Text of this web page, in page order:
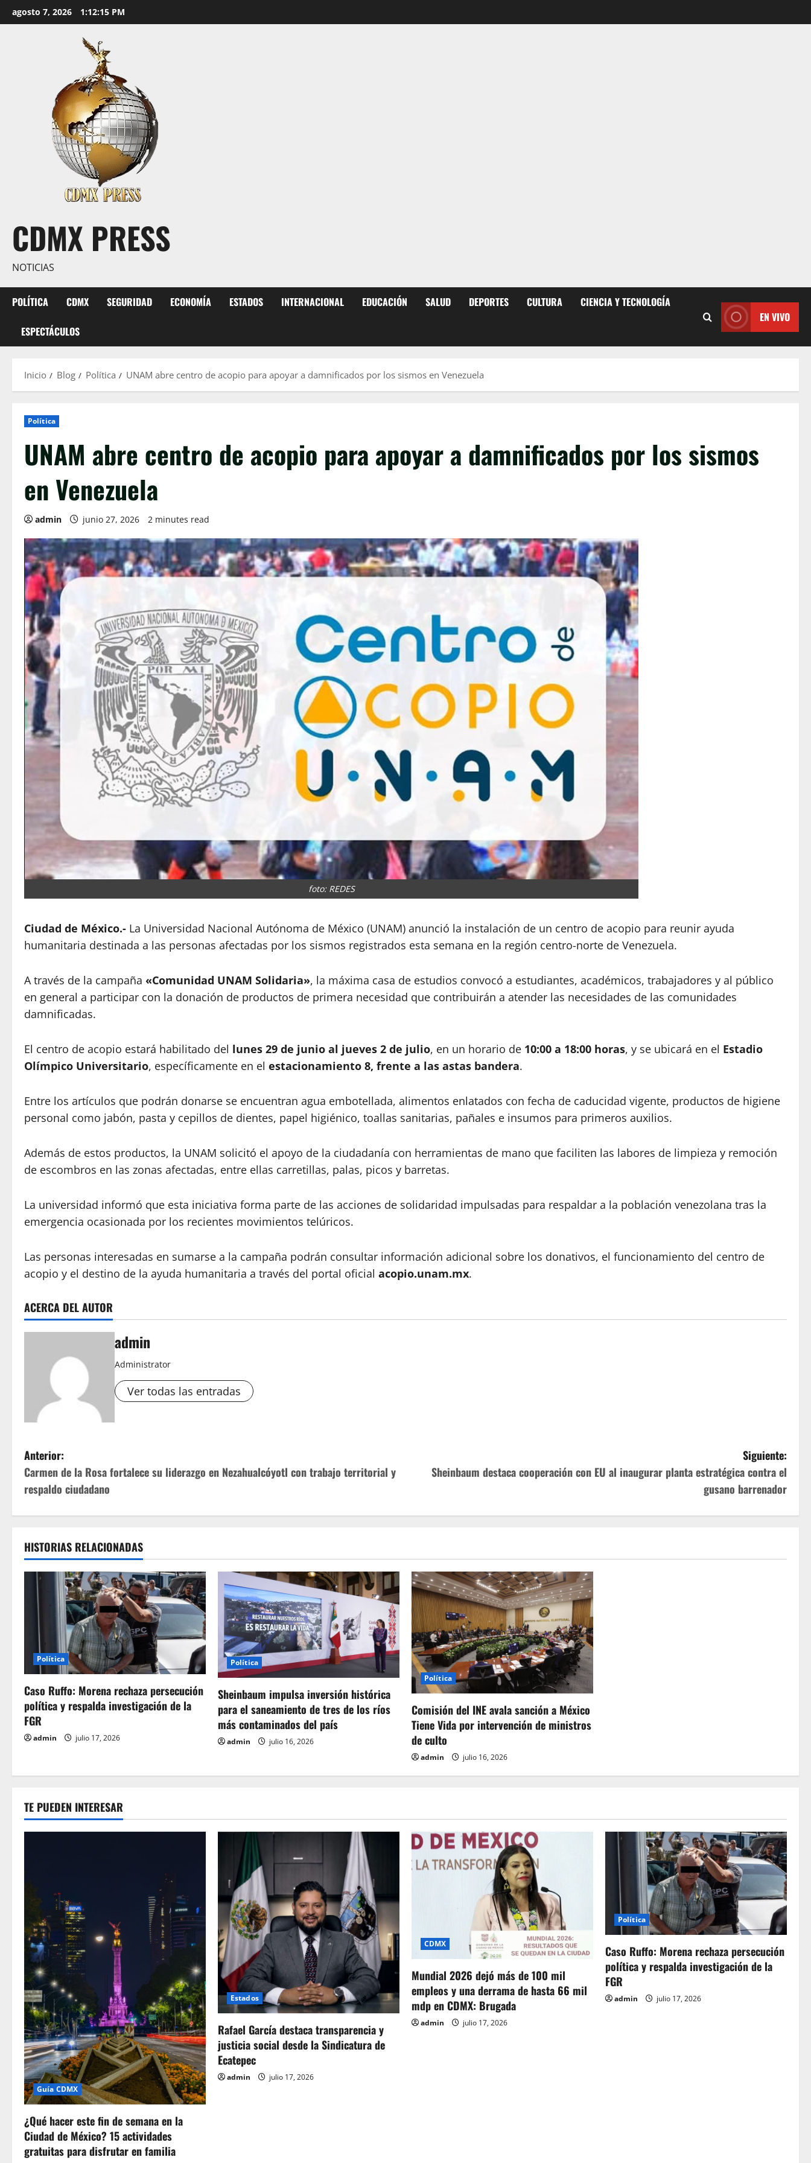
al
agosto 7, 2026 1:12:16 PM
CDMX PRESS
NOTICIAS
POLÍTICA CDMX SEGURIDAD ECONOMÍA ESTADOS INTERNACIONAL EDUCACIÓN SALUD DEPORTES CULTURA CIENCIA Y TECNOLOGÍA
ESPECTÁCULOS
EN VIVO
Inicio Blog Política UNAM abre centro de acopio para apoyar a damnificados por los sismos en Venezuela
Política
UNAM abre centro de acopio para apoyar a damnificados por los sismos
en Venezuela
admin junio 27, 2026 2 minutes read
foto: REDES
Ciudad de México.- La Universidad Nacional Autónoma de México (UNAM) anunció la instalación de un centro de acopio para reunir ayuda
humanitaria destinada a las personas afectadas por los sismos registrados esta semana en la región centro-norte de Venezuela.
A través de la campaña «Comunidad UNAM Solidaria», la máxima casa de estudios convocó a estudiantes, académicos, trabajadores y al público
en general a participar con la donación de productos de primera necesidad que contribuirán a atender las necesidades de las comunidades
damnificadas.
El centro de acopio estará habilitado del lunes 29 de junio al jueves 2 de julio, en un horario de 10:00 a 18:00 horas, y se ubicará en el Estadio
Olímpico Universitario, específicamente en el estacionamiento 8, frente a las astas bandera.
Entre los artículos que podrán donarse se encuentran agua embotellada, alimentos enlatados con fecha de caducidad vigente, productos de higiene
personal como jabón, pasta y cepillos de dientes, papel higiénico, toallas sanitarias, pañales e insumos para primeros auxilios.
Además de estos productos, la UNAM solicitó el apoyo de la ciudadanía con herramientas de mano que faciliten las labores de limpieza y remoción
de escombros en las zonas afectadas, entre ellas carretillas, palas, picos y barretas.
La universidad informó que esta iniciativa forma parte de las acciones de solidaridad impulsadas para respaldar a la población venezolana tras la
emergencia ocasionada por los recientes movimientos telúricos.
Las personas interesadas en sumarse a la campaña podrán consultar información adicional sobre los donativos, el funcionamiento del centro de
acopio y el destino de la ayuda humanitaria a través del portal oficial acopio.unam.mx.
ACERCA DEL AUTOR
admin
Administrator
Ver todas las entradas
N
a
v
g
n
d
e
t
r
d
s
Anterior:
Carmen de la Rosa fortalece su liderazgo en Nezahualcóyotl con trabajo territorial y
respaldo ciudadano
Siguiente:
Sheinbaum destaca cooperación con EU al inaugurar planta estratégica contra el
gusano barrenador
HISTORIAS RELACIONADAS
Política
Caso Ruffo: Morena rechaza persecución
política y respalda investigación de la
FGR
admin julio 17, 2026
Política
Sheinbaum impulsa inversión histórica
para el saneamiento de tres de los ríos
más contaminados del país
admin julio 16, 2026
Política
Comisión del INE avala sanción a México
Tiene Vida por intervención de ministros
de culto
admin julio 16, 2026
TE PUEDEN INTERESAR
Guía CDMX
¿Qué hacer este fin de semana en la
Ciudad de México? 15 actividades
gratuitas para disfrutar en familia
Estados
Rafael García destaca transparencia y
justicia social desde la Sindicatura de
Ecatepec
admin julio 17, 2026
CDMX
Mundial 2026 dejó más de 100 mil
empleos y una derrama de hasta 66 mil
mdp en CDMX: Brugada
admin julio 17, 2026
Política
Caso Ruffo: Morena rechaza persecución
política y respalda investigación de la
FGR
admin julio 17, 2026